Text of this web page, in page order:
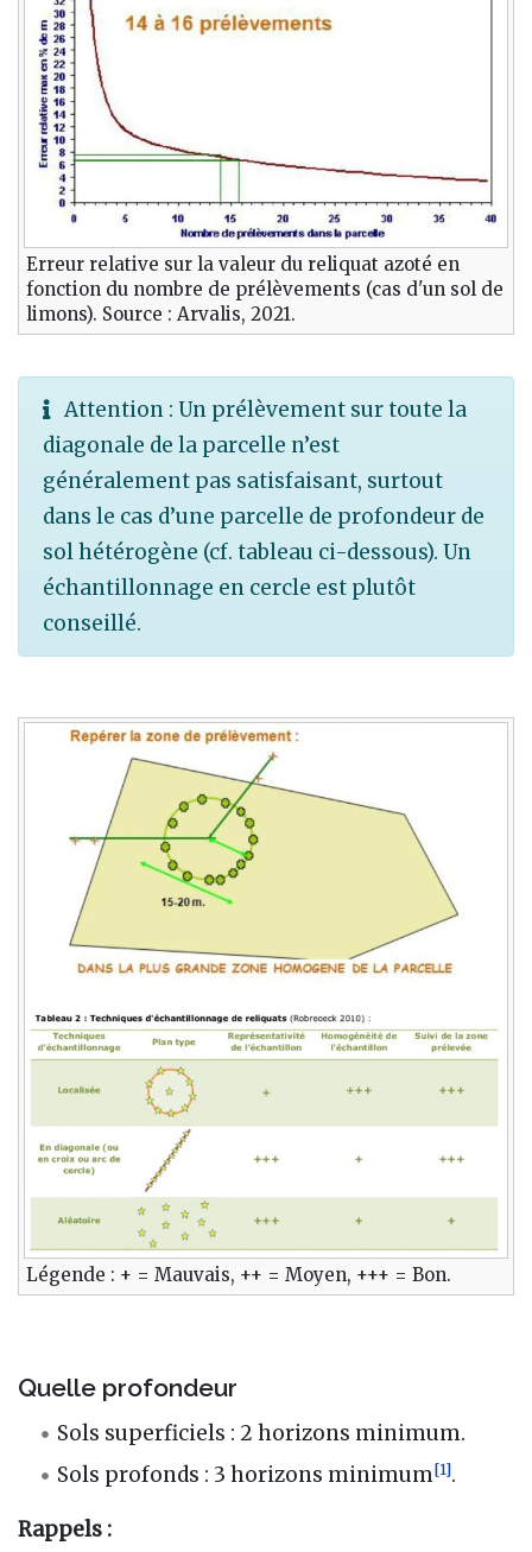
Erreur relative sur la valeur du reliquat azoté en
fonction du nombre de prélèvements (cas d'un sol de
limons). Source : Arvalis, 2021.
Attention : Un prélèvement sur toute la
diagonale de la parcelle n’est
généralement pas satisfaisant, surtout
dans le cas d’une parcelle de profondeur de
sol hétérogène (cf. tableau ci-dessous). Un
échantillonnage en cercle est plutôt
conseillé.
Légende : + = Mauvais, ++ = Moyen, +++ = Bon.
Quelle profondeur
Sols superficiels : 2 horizons minimum.
Sols profonds : 3 horizons minimum[1].
Rappels :